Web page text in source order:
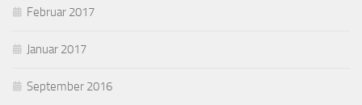
Februar 2017
Januar 2017
September 2016